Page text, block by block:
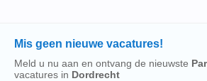
Mis geen nieuwe vacatures!
Meld u nu aan en ontvang de nieuwste
vacatures in Dordrecht